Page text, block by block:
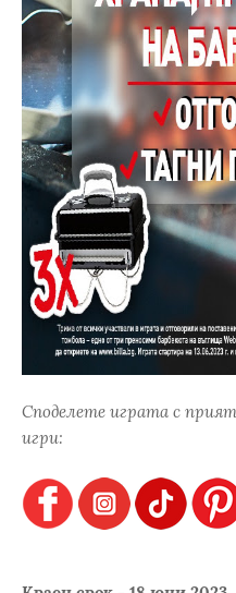
Споделете играта с
игри: